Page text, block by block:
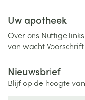
Uw apotheek
Over ons Nuttige links
van wachtVoorschrift
Nieuwsbrief
Blijf op de hoogte